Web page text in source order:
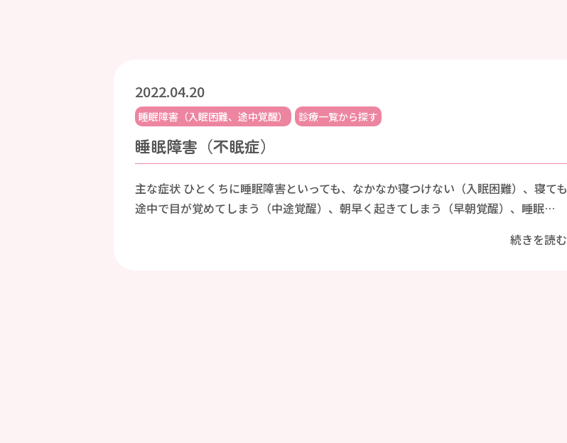
2022.04.20
睡眠障害（入眠困難、途中覚醒） 診療一覧から探す
睡眠障害（不眠症）
主な症状 ひとくちに睡眠障害といっても、なかなか寝つけない（入眠困難）、寝ても
途中で目が覚めてしまう（中途覚醒）、朝早く起きてしまう（早朝覚醒）、睡眠…
続きを読む